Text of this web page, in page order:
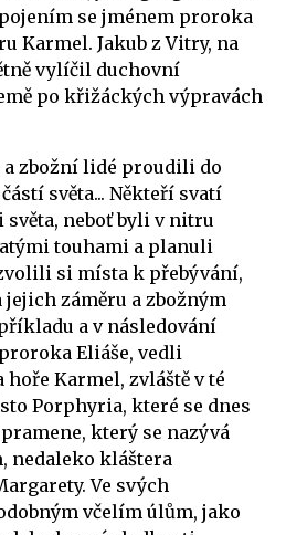
se jménem proroka
Karmel. Jakub z Vitry, na
vylíčil duchovní
po křižáckých výpravách
zbožní lidé proudili do
světa... Někteří svatí
světa, neboť byli v nitru
touhami a planuli
si místa k přebývání,
záměru a zbožným
a v následování
Eliáše, vedli
Karmel, zvláště v té
Porphyria, které se dnes
který se nazývá
nedaleko kláštera
Ve svých
včelím úlům, jako